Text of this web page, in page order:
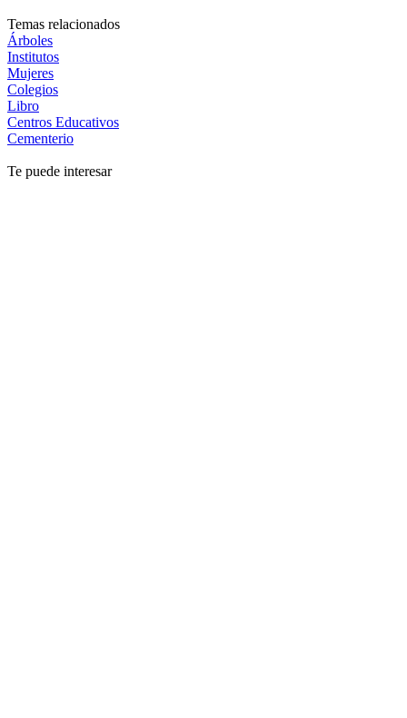
Temas relacionados
Árboles
Institutos
Mujeres
Colegios
Libro
Centros Educativos
Cementerio
Te puede interesar